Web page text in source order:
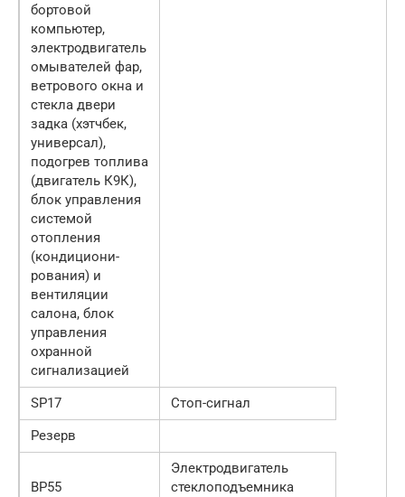
бортовой
компьютер,
электродвигатель
омывателей фар,
ветрового окна и
стекла двери
задка (хэтчбек,
универсал),
подогрев топлива
(двигатель К9К),
блок управления
системой
отопления
(кондициони-
рования) и
вентиляции
салона, блок
управления
охранной
сигнализацией
SP17
Стоп-сигнал
Резерв
BP55
Электродвигатель
стеклоподъемника